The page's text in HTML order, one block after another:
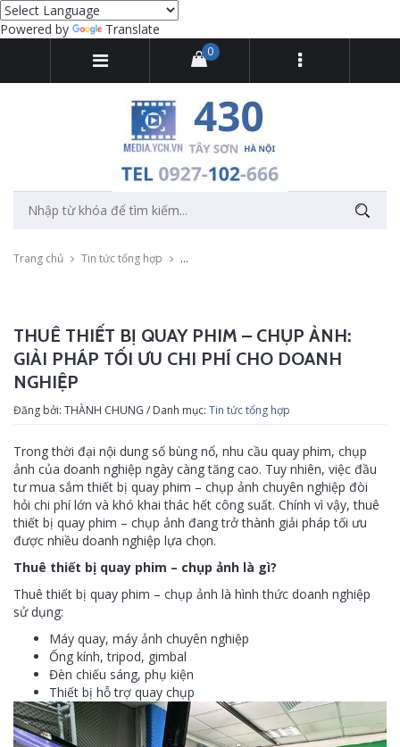
Powered by Translate
0
Trang chủ Tin tức tổng hợp Thuê thiết bị quay phim – chụp ảnh: Giải
THUÊ THIẾT BỊ QUAY PHIM – CHỤP ẢNH:
GIẢI PHÁP TỐI ƯU CHI PHÍ CHO DOANH
NGHIỆP
Đăng bởi: THÀNH CHUNG / Danh mục: Tin tức tổng hợp
Trong thời đại nội dung số bùng nổ, nhu cầu quay phim, chụp
ảnh của doanh nghiệp ngày càng tăng cao. Tuy nhiên, việc đầu
tư mua sắm thiết bị quay phim – chụp ảnh chuyên nghiệp đòi
hỏi chi phí lớn và khó khai thác hết công suất. Chính vì vậy, thuê
thiết bị quay phim – chụp ảnh đang trở thành giải pháp tối ưu
được nhiều doanh nghiệp lựa chọn.
Thuê thiết bị quay phim – chụp ảnh là gì?
Thuê thiết bị quay phim – chụp ảnh là hình thức doanh nghiệp
sử dụng:
Máy quay, máy ảnh chuyên nghiệp
Ống kính, tripod, gimbal
Đèn chiếu sáng, phụ kiện
Thiết bị hỗ trợ quay chụp